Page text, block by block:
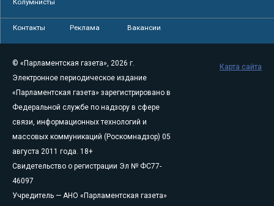
Колумнисты
Контакты Реклама Вакансии
© «Парламентская газета», 2026 г.
Электронное периодическое издание
«Парламентская газета» зарегистрировано в
Федеральной службе по надзору в сфере
связи, информационных технологий и
массовых коммуникаций (Роскомнадзор) 05
августа 2011 года. 18+
Свидетельство о регистрации Эл № ФС77-
46097
Учредитель — АНО «Парламентская газета»
Карта сайта